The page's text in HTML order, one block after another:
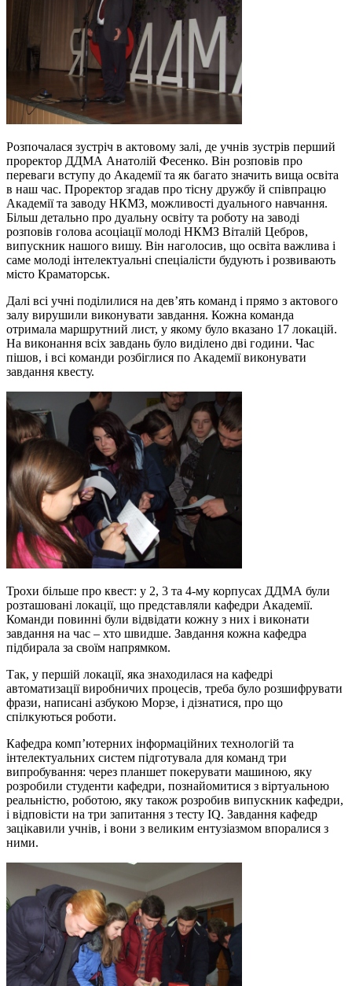
Розпочалаcя зустріч в актовому залі, де учнів зустрів перший
проректор ДДМА Анатолій Фесенко. Він розповів про
переваги вступу до Академії та як багато значить вища освіта
в наш час. Проректор згадав про тісну дружбу й співпрацю
Академії та заводу НКМЗ, можливості дуального навчання.
Більш детально про дуальну освіту та роботу на заводі
розповів голова асоціації молоді НКМЗ Віталій Цебров,
випускник нашого вишу. Він наголосив, що освіта важлива і
саме молоді інтелектуальні спеціалісти будують і розвивають
місто Краматорськ.
Далі всі учні поділилися на дев’ять команд і прямо з актового
залу вирушили виконувати завдання. Кожна команда
отримала маршрутний лист, у якому було вказано 17 локацій.
На виконання всіх завдань було виділено дві години. Час
пішов, і всі команди розбіглися по Академії виконувати
завдання квесту.
Трохи більше про квест: у 2, 3 та 4-му корпусах ДДМА були
розташовані локації, що представляли кафедри Академії.
Команди повинні були відвідати кожну з них і виконати
завдання на час – хто швидше. Завдання кожна кафедра
підбирала за своїм напрямком.
Так, у першій локації, яка знаходилася на кафедрі
автоматизації виробничих процесів, треба було розшифрувати
фрази, написані азбукою Морзе, і дізнатися, про що
спілкуються роботи.
Кафедра комп’ютерних інформаційних технологій та
інтелектуальних систем підготувала для команд три
випробування: через планшет покерувати машиною, яку
розробили студенти кафедри, познайомитися з віртуальною
реальністю, роботою, яку також розробив випускник кафедри,
і відповісти на три запитання з тесту IQ. Завдання кафедр
зацікавили учнів, і вони з великим ентузіазмом впоралися з
ними.